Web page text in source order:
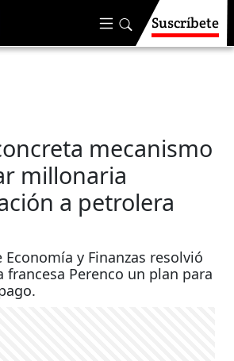
Suscríbete
mecanismo
millonaria
a petrolera
y Finanzas resolvió
francesa Perenco un plan para